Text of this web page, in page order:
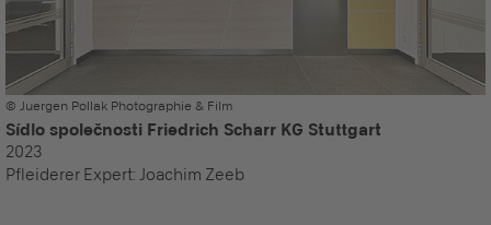
© Juergen Pollak Photographie & Film
Sídlo společnosti Friedrich Scharr KG Stuttgart
2023
Pfleiderer Expert: Joachim Zeeb